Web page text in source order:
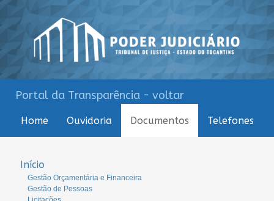
Portal da Transparência - voltar
Home Ouvidoria Documentos Telefones
Início
Gestão Orçamentária e Financeira
Gestão de Pessoas